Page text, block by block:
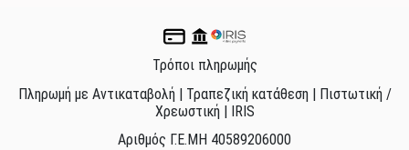
Τρόποι πληρωμής
Πληρωμή με Αντικαταβολή | Τραπεζική κατάθεση | Πιστωτική /
Χρεωστική | IRIS
Αριθμός Γ.Ε.ΜΗ 40589206000